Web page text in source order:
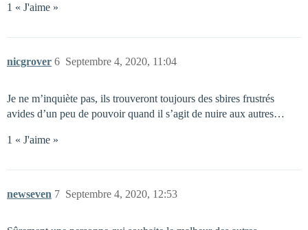
1 « J'aime »
nicgrover Septembre 4, 2020, 11:04
6
Je ne m’inquiète pas, ils trouveront toujours des sbires frustrés
avides d’un peu de pouvoir quand il s’agit de nuire aux autres…
1 « J'aime »
newseven Septembre 4, 2020, 12:53
7